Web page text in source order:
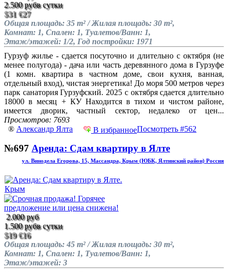
2.500 рубв сутки
$31 €27
Общая площадь: 35 m² / Жилая площадь: 30 m²,
Комнат: 1, Спален: 1, Туалетов/Ванн: 1,
Этаж/этажей: 1/2, Год постройки: 1971
Гурзуф жилье - сдается посуточно и длительно с октября (не
менее полугода) - дача или часть деревянного дома в Гурзуфе
(1 комн. квартира в частном доме, свои кухня, ванная,
отдельный вход), чистая энергетика! До моря 500 метров через
парк санатория Гурзуфский. 2025 с октября сдается длительно
18000 в месяц + КУ Находится в тихом и чистом районе,
имеется дворик, частный сектор, недалеко от цен...
Просмотров: 7693
® Александр Ялта В избранноеПосмотреть #562
№697 Аренда: Сдам квартиру в Ялте
ул. Винодела Егорова, 15, Массандра, Крым (ЮБК, Ялтинский район) Россия
2.000 руб
1.500 рубв сутки
$19 €16
Общая площадь: 45 m² / Жилая площадь: 30 m²,
Комнат: 1, Спален: 1, Туалетов/Ванн: 1,
Этаж/этажей: 3